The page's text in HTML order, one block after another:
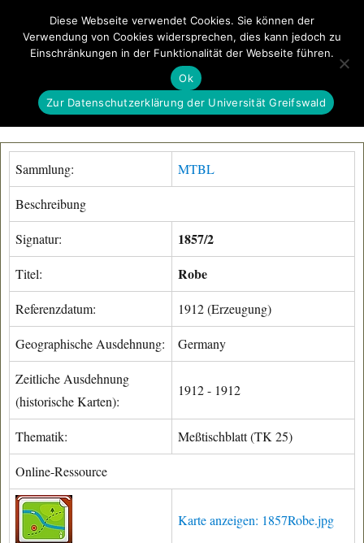
GeoGREIF MENÜ
Sammlung: MTBL
Beschreibung
Signatur: 1857/2
Titel: Robe
Referenzdatum: 1912 (Erzeugung)
Geographische Ausdehnung: Germany
Zeitliche Ausdehnung
(historische Karten):
1912 - 1912
Thematik: Meßtischblatt (TK 25)
Online-Ressource
Karte anzeigen: 1857Robe.jpg
Diese Webseite verwendet Cookies. Sie können der
Verwendung von Cookies widersprechen, dies kann jedoch zu
Einschränkungen in der Funktionalität der Webseite führen.
Ok
Zur Datenschutzerklärung der Universität Greifswald